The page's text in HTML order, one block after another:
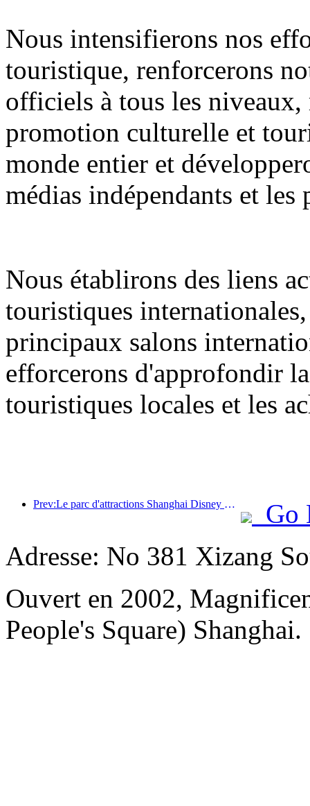
Nous intensifierons nos
touristique, renforcerons
officiels à tous les niveaux,
promotion culturelle et
monde entier et
médias indépendants et
Nous établirons des liens
touristiques
principaux salons
efforcerons d'approfondir
touristiques locales et les
Prev:Le parc d'attractions Shanghai Disney Resort célèbre son 10e anniversaire et a accueilli à ce jour plus de 100 millions de visiteurs.
Go
Adresse: No 381 Xizang
Ouvert en 2002,
People's Square) Shanghai.